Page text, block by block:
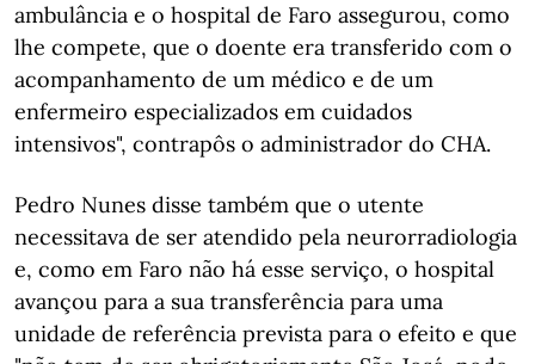
ambulância e o hospital de Faro assegurou, como
lhe compete, que o doente era transferido com o
acompanhamento de um médico e de um
enfermeiro especializados em cuidados
intensivos", contrapôs o administrador do CHA.
Pedro Nunes disse também que o utente
necessitava de ser atendido pela neurorradiologia
e, como em Faro não há esse serviço, o hospital
avançou para a sua transferência para uma
unidade de referência prevista para o efeito e que